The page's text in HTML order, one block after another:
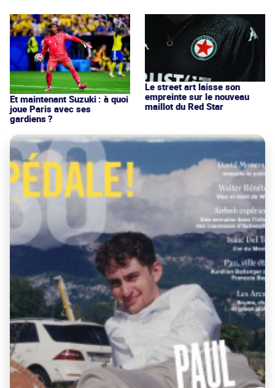
Et maintenant Suzuki : à quoi
joue Paris avec ses
gardiens ?
Le street art laisse son
empreinte sur le nouveau
maillot du Red Star